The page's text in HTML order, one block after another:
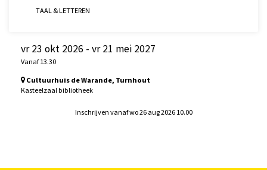
TAAL & LETTEREN
vr 23 okt 2026 - vr 21 mei 2027
Vanaf 13.30
Cultuurhuis de Warande, Turnhout
Kasteelzaal bibliotheek
Inschrijven vanaf wo 26 aug 2026 10.00